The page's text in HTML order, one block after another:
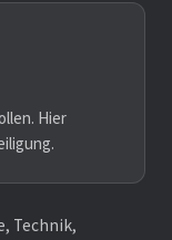
Hier
Technik,